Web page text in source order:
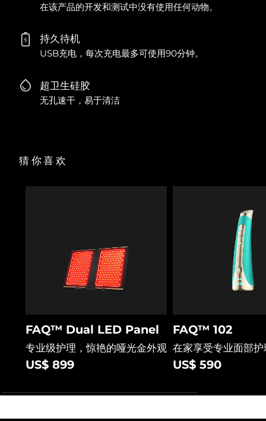
在该产品的开发和测试中没有使用任何动物。
持久待机
USB充电，每次充电最多可使用90分钟。
超卫生硅胶
无孔速干，易于清洁
猜你喜欢
FAQ™ Dual LED Panel
专业级护理，惊艳的哑光金外观
US$ 899
FAQ™ 102
在家享受专业面部护
US$ 590